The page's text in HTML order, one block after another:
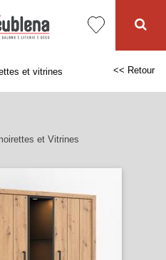
et vitrines << Retour
et Vitrines